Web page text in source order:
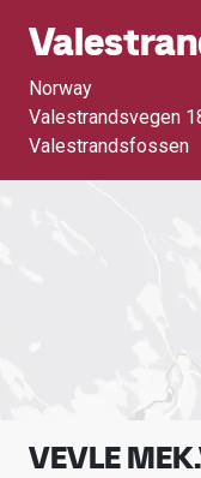
Norway
Valestrandsvegen
Valestrandsfossen
VEVLE